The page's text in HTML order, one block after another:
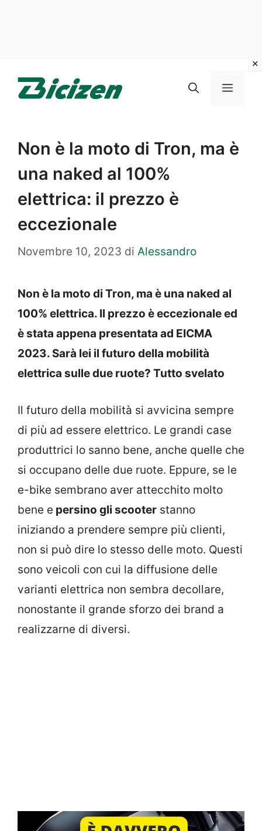
Menu
Non è la moto di Tron, ma è
una naked al 100%
elettrica: il prezzo è
eccezionale
Novembre 10, 2023 di Alessandro
Non è la moto di Tron, ma è una naked al
100% elettrica. Il prezzo è eccezionale ed
è stata appena presentata ad EICMA
2023. Sarà lei il futuro della mobilità
elettrica sulle due ruote? Tutto svelato
Il futuro della mobilità si avvicina sempre
di più ad essere elettrico. Le grandi case
produttrici lo sanno bene, anche quelle che
si occupano delle due ruote. Eppure, se le
e-bike sembrano aver attecchito molto
bene e persino gli scooter stanno
iniziando a prendere sempre più clienti,
non si può dire lo stesso delle moto. Questi
sono veicoli con cui la diffusione delle
varianti elettrica non sembra decollare,
nonostante il grande sforzo dei brand a
realizzarne di diversi.